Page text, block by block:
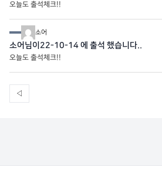
오늘도 출석체크!!
소어
소어님이22-10-14 에 출석 했습니다..
오늘도 출석체크!!
◁